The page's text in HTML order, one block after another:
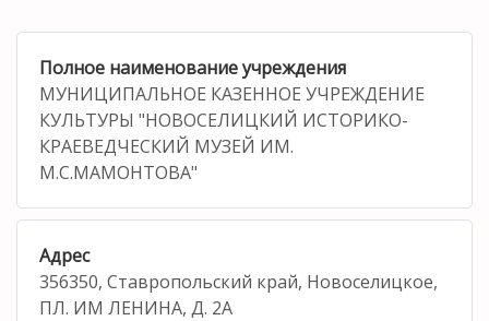
Полное наименование учреждения
МУНИЦИПАЛЬНОЕ КАЗЕННОЕ УЧРЕЖДЕНИЕ
КУЛЬТУРЫ "НОВОСЕЛИЦКИЙ ИСТОРИКО-
КРАЕВЕДЧЕСКИЙ МУЗЕЙ ИМ.
М.С.МАМОНТОВА"
Адрес
356350, Ставропольский край, Новоселицкое,
ПЛ. ИМ ЛЕНИНА, Д. 2А